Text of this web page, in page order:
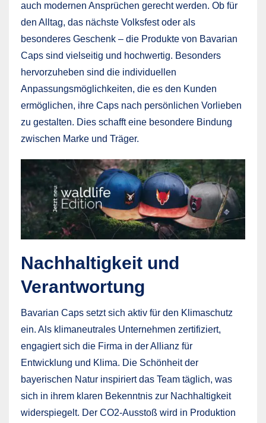
auch modernen Ansprüchen gerecht werden. Ob für
den Alltag, das nächste Volksfest oder als
besonderes Geschenk – die Produkte von Bavarian
Caps sind vielseitig und hochwertig. Besonders
hervorzuheben sind die individuellen
Anpassungsmöglichkeiten, die es den Kunden
ermöglichen, ihre Caps nach persönlichen Vorlieben
zu gestalten. Dies schafft eine besondere Bindung
zwischen Marke und Träger.
Nachhaltigkeit und
Verantwortung
Bavarian Caps setzt sich aktiv für den Klimaschutz
ein. Als klimaneutrales Unternehmen zertifiziert,
engagiert sich die Firma in der Allianz für
Entwicklung und Klima. Die Schönheit der
bayerischen Natur inspiriert das Team täglich, was
sich in ihrem klaren Bekenntnis zur Nachhaltigkeit
widerspiegelt. Der CO2-Ausstoß wird in Produktion